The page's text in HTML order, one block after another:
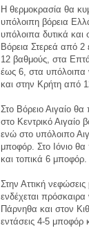
Η θερμοκρασία θα
υπόλοιπη βόρεια
υπόλοιπα δυτικά
Βόρεια Στερεά από
12 βαθμούς, στα
έως 6, στα υπόλοιπα
και στην Κρήτη από
Στο Βόρειο Αιγαίο θα
στο Κεντρικό Αιγαίο
ενώ στο υπόλοιπο
μποφόρ. Στο Ιόνιο
και τοπικά 6 μποφόρ.
Στην Αττική
ενδέχεται
Πάρνηθα και στον
εντάσεις 4-5 μποφόρ